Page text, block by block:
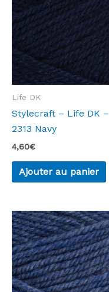
Life DK
Stylecraft – Life DK –
2313 Navy
4,60€
Ajouter au panier